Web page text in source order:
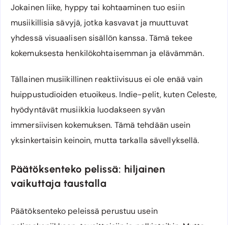
Jokainen liike, hyppy tai kohtaaminen tuo esiin
musiikillisia sävyjä, jotka kasvavat ja muuttuvat
yhdessä visuaalisen sisällön kanssa. Tämä tekee
kokemuksesta henkilökohtaisemman ja elävämmän.
Tällainen musiikillinen reaktiivisuus ei ole enää vain
huippustudioiden etuoikeus. Indie-pelit, kuten Celeste,
hyödyntävät musiikkia luodakseen syvän
immersiivisen kokemuksen. Tämä tehdään usein
yksinkertaisin keinoin, mutta tarkalla sävellyksellä.
Päätöksenteko pelissä: hiljainen
vaikuttaja taustalla
Päätöksenteko peleissä perustuu usein